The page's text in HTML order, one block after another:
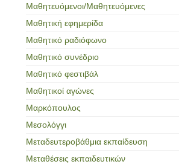
Μαθητευόμενοι/Μαθητευόμενες
Μαθητική εφημερίδα
Μαθητικό ραδιόφωνο
Μαθητικό συνέδριο
Μαθητικό φεστιβάλ
Μαθητικοί αγώνες
Μαρκόπουλος
Μεσολόγγι
Μεταδευτεροβάθμια εκπαίδευση
Μεταθέσεις εκπαιδευτικών